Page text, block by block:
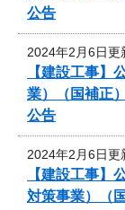
公告
2024年2月6日更
【建設工事
業）（国補正
公告
2024年2月6日更
【建設工事
対策事業）（